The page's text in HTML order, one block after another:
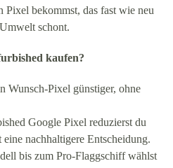
Pixel bekommst, das fast wie neu
schont.
kaufen?
Wunsch-Pixel günstiger, ohne
Google Pixel reduzierst du
nachhaltigere Entscheidung.
bis zum Pro-Flaggschiff wählst